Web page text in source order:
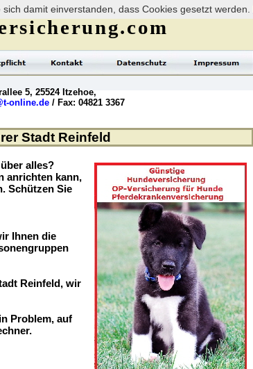
damit einverstanden, dass Cookies gesetzt werden.
Stadt Reinfeld
alles?
anrichten kann,
Schützen Sie
Ihnen die
Reinfeld, wir
Problem, auf
5, 25524 Itzehoe,
online.de / Fax: 04821 3367